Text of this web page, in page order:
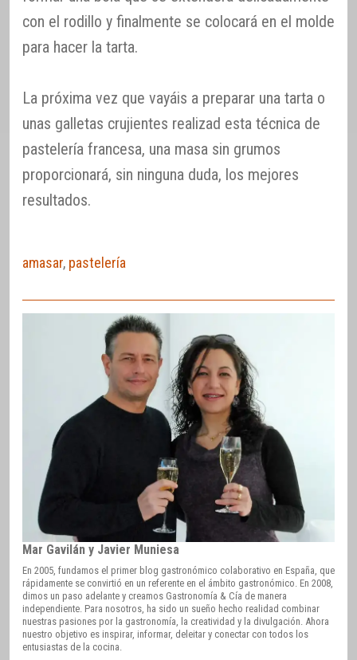
con el rodillo y finalmente se colocará en el molde
para hacer la tarta.
La próxima vez que vayáis a preparar una tarta o
unas galletas crujientes realizad esta técnica de
pastelería francesa, una masa sin grumos
proporcionará, sin ninguna duda, los mejores
resultados.
amasar, pastelería
Mar Gavilán y Javier Muniesa
En 2005, fundamos el primer blog gastronómico colaborativo en España, que
rápidamente se convirtió en un referente en el ámbito gastronómico. En 2008,
dimos un paso adelante y creamos Gastronomía & Cía de manera
independiente. Para nosotros, ha sido un sueño hecho realidad combinar
nuestras pasiones por la gastronomía, la creatividad y la divulgación. Ahora
nuestro objetivo es inspirar, informar, deleitar y conectar con todos los
entusiastas de la cocina.